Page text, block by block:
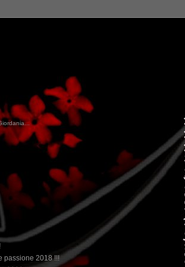
passione 2018 !!!